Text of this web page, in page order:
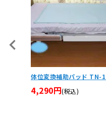
あんしん楽
5,280円